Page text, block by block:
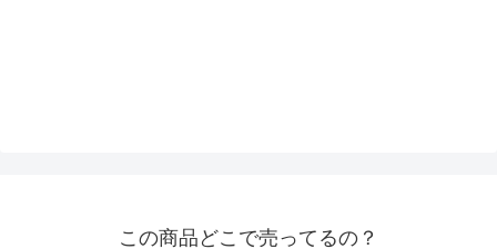
この商品どこで売ってるの？